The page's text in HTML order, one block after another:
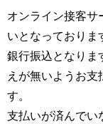
オンライン接客サ
いとなっておりま
銀行振込となりま
えが無いようお支
す。
支払いが済んでい